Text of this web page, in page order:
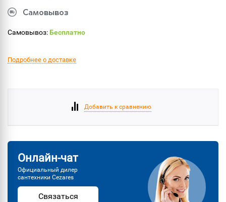
Самовывоз
Самовывоз:Бесплатно
Подробнее о доставке
Добавить к сравнению
Онлайн-чат
Официальный дилер
сантехники Cezares
Связаться